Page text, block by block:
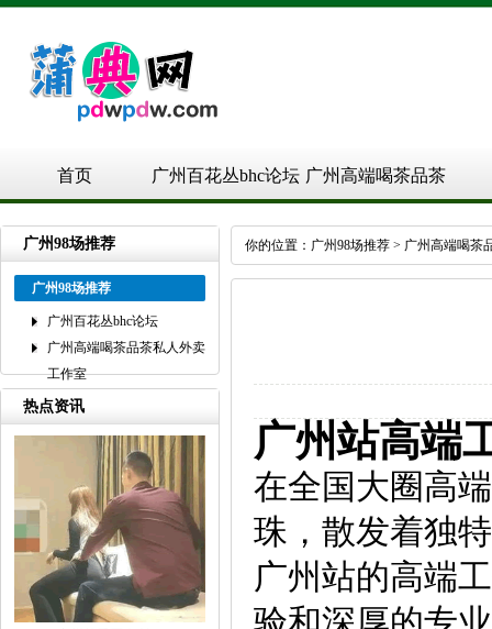
首页 广州百花丛bhc论坛 广州高端喝茶品茶
私人外卖工作室
广州98场推荐
广州98场推荐
广州百花丛bhc论坛
广州高端喝茶品茶私人外卖
工作室
热点资讯
你的位置： 广州98场推荐 > 广州高端喝茶
广州站高端
在全国大圈高
珠，散发着独
广州站的高端